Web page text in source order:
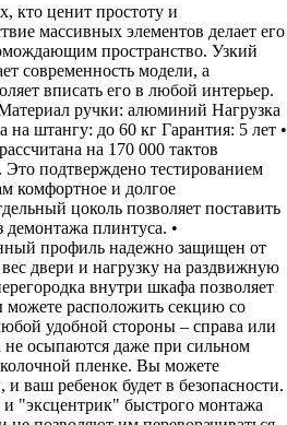
кто ценит простоту и
массивных элементов делает его
пространство. Узкий
современность модели, а
вписать его в любой интерьер.
ручки: алюминий Нагрузка
на штангу: до 60 кг Гарантия: 5 лет •
на 170 000 тактов
подтверждено тестированием
комфортное и долгое
цоколь позволяет поставить
плинтуса. •
профиль надежно защищен от
двери и нагрузку на раздвижную
внутри шкафа позволяет
можете расположить секцию со
удобной стороны – справа или
не осыпаются даже при сильном
пленке. Вы можете
и ваш ребенок будет в безопасности.
"эксцентрик" быстрого монтажа